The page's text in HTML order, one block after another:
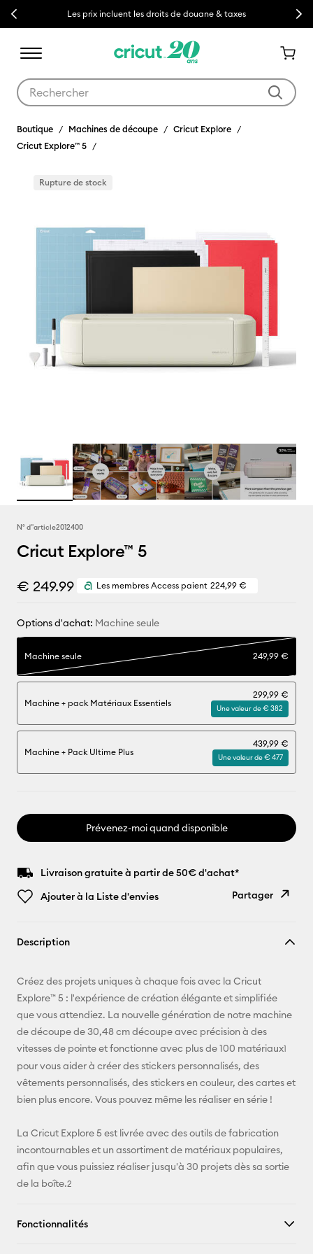
Previous Livraison gratuite à partir de €50 Next
Boutique Machines de découpe
Cricut Explore
Cricut Explore™ 5
Rupture de stock
N° d''article2012400
Cricut Explore™ 5
€ 249.99 Les membres Access paient 224,99 €
Options d'achat: Machine seule
Machine seule 249,99 €
Machine + pack Matériaux Essentiels
299,99 €
Une valeur de € 382
Machine + Pack Ultime Plus
439,99 €
Une valeur de € 477
Prévenez-moi quand disponible
Livraison gratuite à partir de 50€ d'achat*
Ajouter à la Liste d'envies
Partager
E-mail
Pinterest
Facebook
Description
Créez des projets uniques à chaque fois avec la Cricut
Explore™ 5 : l'expérience de création élégante et simplifiée
que vous attendiez. La nouvelle génération de notre machine
de découpe de 30,48 cm découpe avec précision à des
vitesses de pointe et fonctionne avec plus de 100 matériaux1
pour vous aider à créer des stickers personnalisés, des
vêtements personnalisés, des stickers en couleur, des cartes et
bien plus encore. Vous pouvez même les réaliser en série !
La Cricut Explore 5 est livrée avec des outils de fabrication
incontournables et un assortiment de matériaux populaires,
afin que vous puissiez réaliser jusqu'à 30 projets dès sa sortie
de la boîte.2
Fonctionnalités